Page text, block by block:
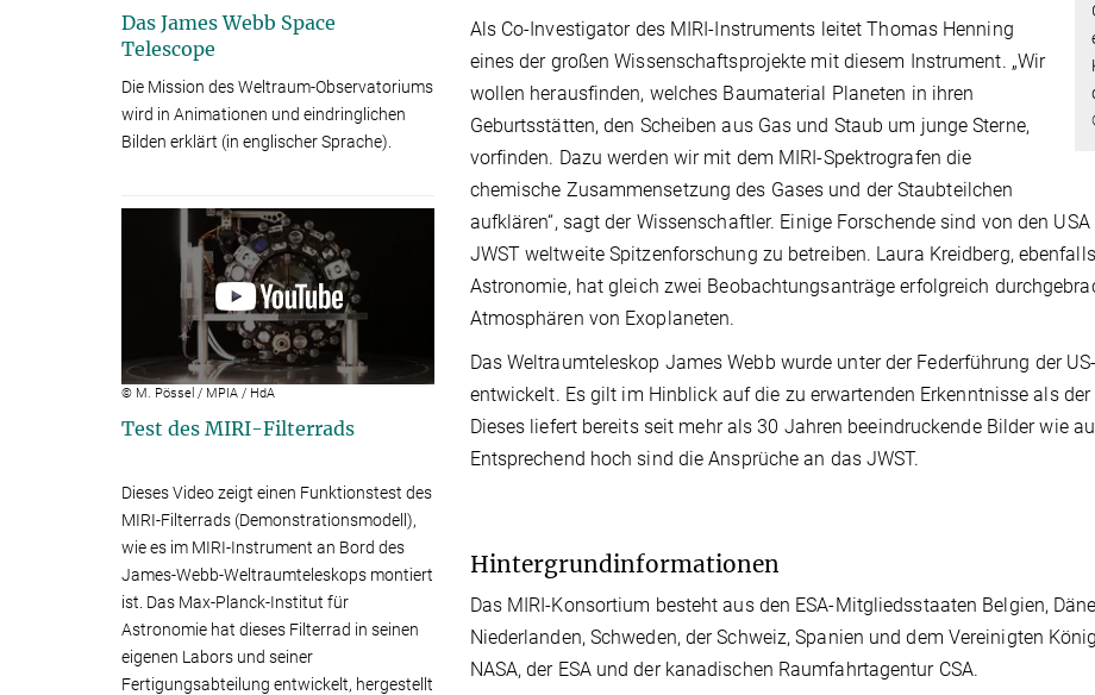
Als Co-Investigator des MIRI-Instruments leitet Thomas Henning
eines der großen Wissenschaftsprojekte mit diesem Instrument. „Wir
wollen herausfinden, welches Baumaterial Planeten in ihren
Geburtsstätten, den Scheiben aus Gas und Staub um junge Sterne,
vorfinden. Dazu werden wir mit dem MIRI-Spektrografen die
chemische Zusammensetzung des Gases und der Staubteilchen
aufklären“, sagt der Wissenschaftler. Einige Forschende sind von den
JWST weltweite Spitzenforschung zu betreiben. Laura Kreidberg,
Astronomie, hat gleich zwei Beobachtungsanträge erfolgreich
Atmosphären von Exoplaneten.
Das Weltraumteleskop James Webb wurde unter der Federführung der
entwickelt. Es gilt im Hinblick auf die zu erwartenden Erkenntnisse als
Dieses liefert bereits seit mehr als 30 Jahren beeindruckende Bilder wie
Entsprechend hoch sind die Ansprüche an das JWST.
Hintergrundinformationen
Das MIRI-Konsortium besteht aus den ESA-Mitgliedsstaaten Belgien,
Niederlanden, Schweden, der Schweiz, Spanien und dem Vereinigten
NASA, der ESA und der kanadischen Raumfahrtagentur CSA.
Das James Webb Space
Telescope
Die Mission des Weltraum-Observatoriums
wird in Animationen und eindringlichen
Bilden erklärt (in englischer Sprache).
© M. Pössel / MPIA / HdA
Test des MIRI-Filterrads
Dieses Video zeigt einen Funktionstest des
MIRI-Filterrads (Demonstrationsmodell),
wie es im MIRI-Instrument an Bord des
James-Webb-Weltraumteleskops montiert
ist. Das Max-Planck-Institut für
Astronomie hat dieses Filterrad in seinen
eigenen Labors und seiner
Fertigungsabteilung entwickelt, hergestellt